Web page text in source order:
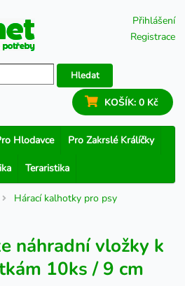
Přihlášení
Registrace
Hledat
KOŠÍK: 0 Kč
Hlodavce Pro Zakrslé Králíčky
Teraristika
Hárací kalhotky pro psy
náhradní vložky k
10ks / 9 cm